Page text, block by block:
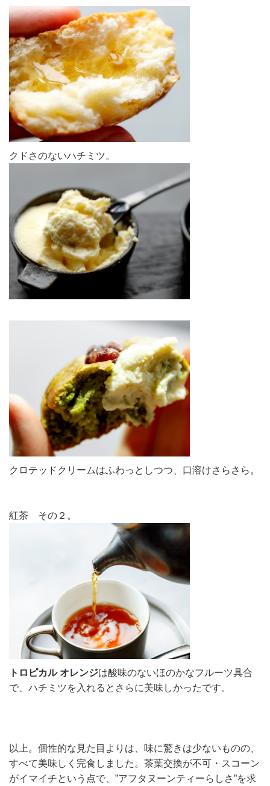
クドさのないハチミツ。
クロテッドクリームはふわっとしつつ、口溶けさらさら。
紅茶 その２。
トロピカル オレンジは酸味のないほのかなフルーツ具合
で、ハチミツを入れるとさらに美味しかったです。
以上。個性的な見た目よりは、味に驚きは少ないものの、
すべて美味しく完食しました。茶葉交換が不可・スコーン
がイマイチという点で、”アフタヌーンティーらしさ”を求